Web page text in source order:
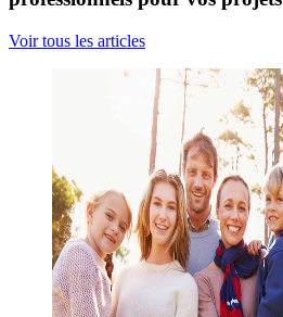
Voir tous les articles